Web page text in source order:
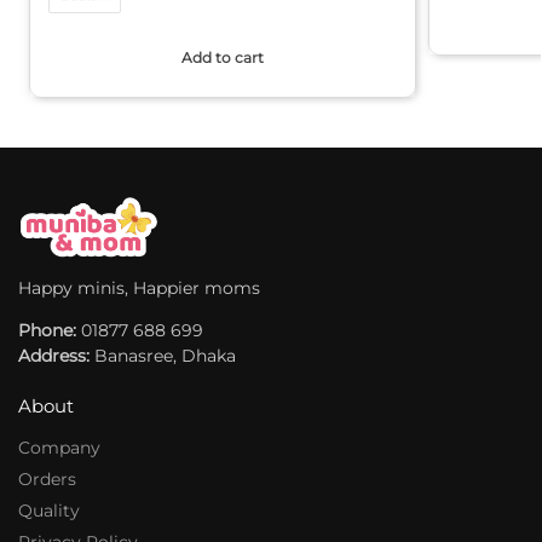
t
r
t
i
e
:
Add to cart
t
Happy minis, Happier moms
Phone: 01877 688 699
Address: Banasree, Dhaka
About
Company
Orders
Quality